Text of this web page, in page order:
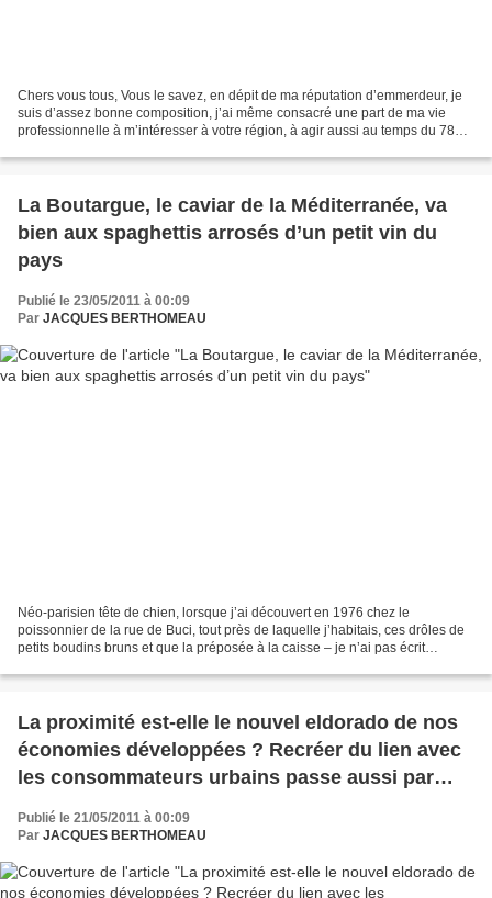
Chers vous tous, Vous le savez, en dépit de ma réputation d’emmerdeur, je
suis d’assez bonne composition, j’ai même consacré une part de ma vie
professionnelle à m’intéresser à votre région, à agir aussi au temps du 78
La Boutargue, le caviar de la Méditerranée, va
bien aux spaghettis arrosés d’un petit vin du
pays
Publié le 23/05/2011 à 00:09
Par JACQUES BERTHOMEAU
Néo-parisien tête de chien, lorsque j’ai découvert en 1976 chez le
poissonnier de la rue de Buci, tout près de laquelle j’habitais, ces drôles de
petits boudins bruns et que la préposée à la caisse – je n’ai pas écrit
La proximité est-elle le nouvel eldorado de nos
économies développées ? Recréer du lien avec
les consommateurs urbains passe aussi par
Publié le 21/05/2011 à 00:09
Par JACQUES BERTHOMEAU